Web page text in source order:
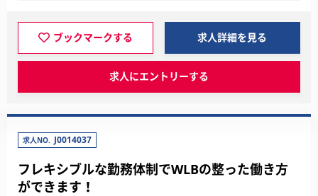
ブックマークする 求人詳細を見る
求人にエントリーする
求人NO. J0014037
フレキシブルな勤務体制でWLBの整った働き方
ができます！